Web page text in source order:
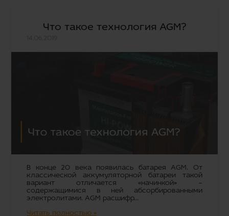
Что такое технология AGM?
В конце 20 века появилась батарея AGM. От
классической аккумуляторной батареи такой
вариант отличается «начинкой» –
содержащимися в ней абсорбированными
электролитами. AGM расшифр...
Читать полностью »